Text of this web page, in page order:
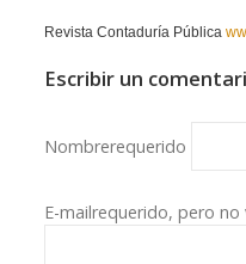
Revista Contaduría Pública
Escribir un
Nombrerequerido
E-mailrequerido, pero no